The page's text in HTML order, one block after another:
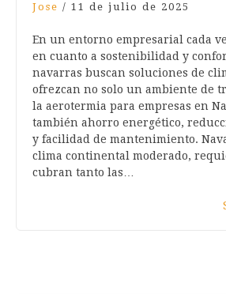
Jose / 11 de julio de 2025
En un entorno empresarial cada
en cuanto a sostenibilidad y
navarras buscan soluciones de
ofrezcan no solo un ambiente de
la aerotermia para empresas en
también ahorro energético,
y facilidad de mantenimiento.
clima continental moderado,
cubran tanto las…